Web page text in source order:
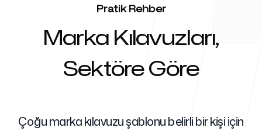
Girişimler İçin
Ajanslar İçin
Pratik Rehber
Marka Kılavuzları,
Sektöre Göre
Çoğu marka kılavuzu şablonu belirli bir kişi için